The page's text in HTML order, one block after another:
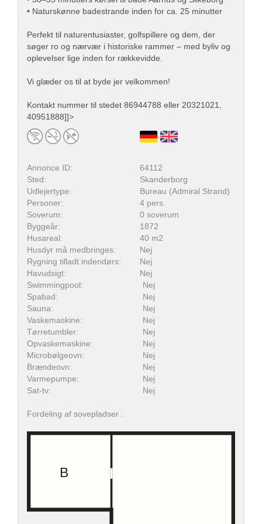
• Naturskønne badestrande inden for ca. 25 minutter
Perfekt til naturentusiaster, golfspillere og dem, der
søger ro og nærvær i historiske rammer – med byliv og
oplevelser lige inden for rækkevidde.
Vi glæder os til at byde jer velkommen!
Kontakt nummer til stedet 86944788 eller 20321021,
40951888]]>
Annonce ID:
64112
Sted:
Skanderborg
Udlejertype:
Bureau (Admiral Strand)
Personer:
4 pers.
Soverum:
0 soverum
Byggeår:
1872
Husareal:
40 m2
Husdyr må medbringes:
Nej
Rygning tilladt indendørs:
Nej
Havudsigt:
Nej
Swimmingpool:
Nej
Spabad:
Nej
Sauna:
Nej
Vaskemaskine:
Nej
Tørretumbler:
Nej
Opvaskemaskine:
Nej
Microbølgeovn:
Nej
Brændeovn:
Nej
Varmepumpe:
Nej
Sat-tv:
Nej
Fordeling af sovepladser :